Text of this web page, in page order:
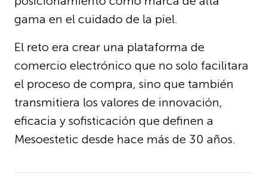
gama en el cuidado de la piel.
El reto era crear una plataforma de
comercio electrónico que no solo facilitara
el proceso de compra, sino que también
transmitiera los valores de innovación,
eficacia y sofisticación que definen a
Mesoestetic desde hace más de 30 años.